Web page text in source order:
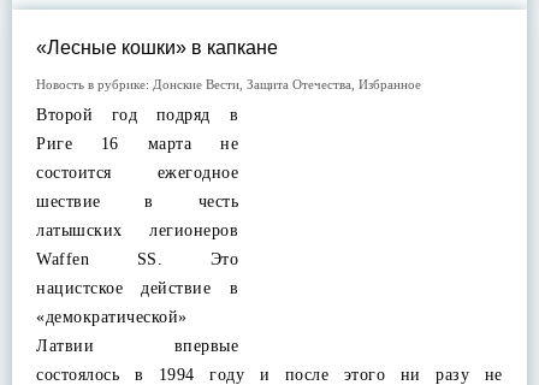
«Лесные кошки» в капкане
Новость в рубрике: Донские Вести Защита Отечества Избранное
Второй год подряд в
Риге 16 марта не
состоится ежегодное
шествие в честь
латышских легионеров
Waffen SS. Это
нацистское действие в
«демократической»
Латвии впервые
состоялось в 1994 году и после этого ни разу не